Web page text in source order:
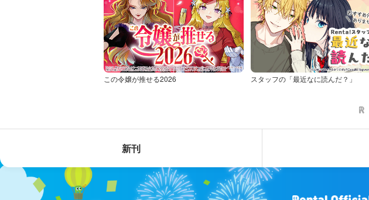
この令嬢が推せる2026 スタッフの「最近なに読んだ？」
新刊